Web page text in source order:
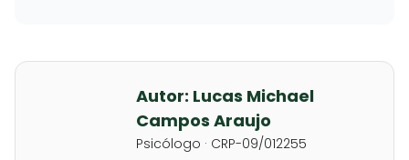
Autor: Lucas Michael
Campos Araujo
Psicólogo · CRP-09/012255